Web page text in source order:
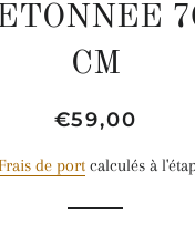
CM
Prix
Prix
€59,00
de portcalculés à